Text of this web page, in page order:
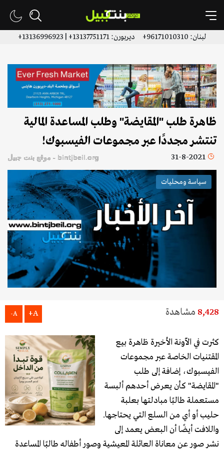
لبنان: 96171010310+ ديربورن: 13137751171+ | 13136996923+
ظاهرة طلب "المقايضة" وطلب المساعدة المالية
تنتشر مجددًا عبر مجموعات الفيسبوك!
31-8-2021 bintjbeil.org - موقع بنت جبيل
سياسة ومحليات
8,428 مشاهدة A+
A-
كثرت في الآونة الأخيرة ظاهرة بيع
المقتنيات الخاصة عبر مجموعات
الفيسبوك، إضافة إلى طلب
"المقايضة" كأن يعرض أحدهم ألبسة
مستعملة طالبًا مبادلتها بعلبة
حليب أو أي من السلع التي يحتاجها.
واللافت أيضًا أن البعض يعمد إلى
نشر صور عن معاناة العائلة المعيشية وصور أطفاله طالبًا المساعدة